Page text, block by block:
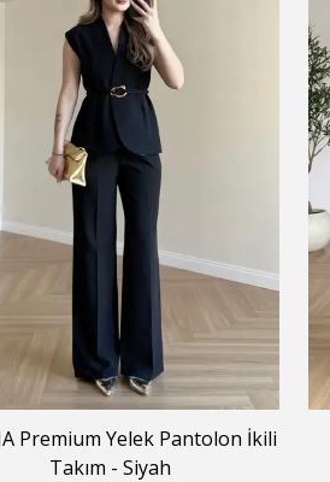
Premium Yelek Pantolon İkili
Takım - Siyah